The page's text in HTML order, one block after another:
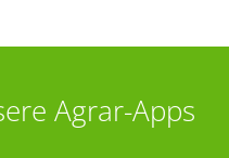
Agrar-Apps